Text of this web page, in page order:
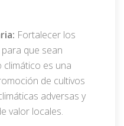
Fortalecer los
que sean
es una
de cultivos
adversas y
valor locales.